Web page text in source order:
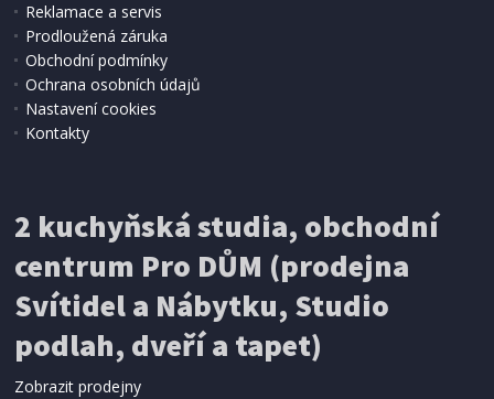
199 Kč Přidat do košíku
SÍŤ PROTI HMYZU
ProGarden KO-CY5910600 Síť proti hmyzu do
dveří magnetická 210 x 100 cm
Reklamace a servis
Prodloužená záruka
Obchodní podmínky
Ochrana osobních údajů
Nastavení cookies
Kontakty
2 kuchyňská studia, obchodní
centrum Pro DŮM (prodejna
Svítidel a Nábytku, Studio
podlah, dveří a tapet)
Zobrazit prodejny